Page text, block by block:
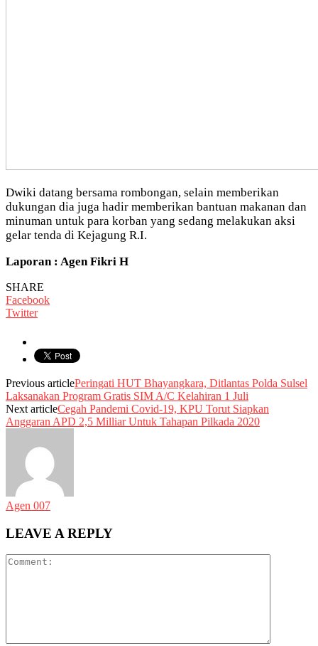
Dwiki datang bersama rombongan, selain memberikan
dukungan dia juga hadir memberikan bantuan makanan dan
minuman untuk para korban yang sedang melakukan aksi
gelar tenda di Kejagung R.I.
Laporan : Agen Fikri H
SHARE
Facebook
Twitter
Previous articlePeringati HUT Bhayangkara, Ditlantas Polda Sulsel
Laksanakan Program Gratis SIM A/C Kelahiran 1 Juli
Next articleCegah Pandemi Covid-19, KPU Torut Siapkan
Anggaran APD 2,5 Milliar Untuk Tahapan Pilkada 2020
Agen 007
LEAVE A REPLY